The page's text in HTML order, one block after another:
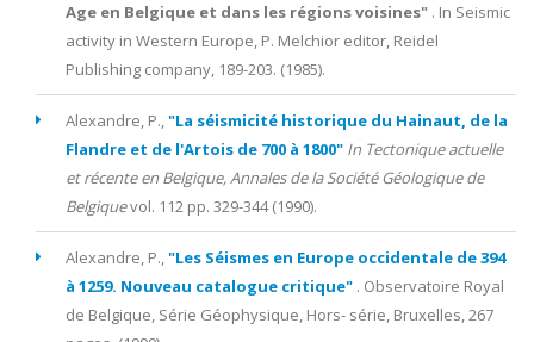
Age en Belgique et dans les régions voisines" . In Seismic
activity in Western Europe, P. Melchior editor, Reidel
Publishing company, 189-203. (1985).
Alexandre, P.,"La séismicité historique du Hainaut, de la
Flandre et de l'Artois de 700 à 1800" In Tectonique actuelle
et récente en Belgique, Annales de la Société Géologique de
Belgiquevol. 112 pp. 329-344(1990).
Alexandre, P.,"Les Séismes en Europe occidentale de 394
à 1259. Nouveau catalogue critique" . Observatoire Royal
de Belgique, Série Géophysique, Hors- série, Bruxelles, 267